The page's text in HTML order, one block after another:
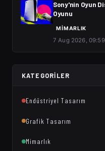
Sony'nin Oyun
Oyunu
MIMARLIK
7 Aug 2026, 09:59
KATEGORILER
Endüstriyel Tasarım
Grafik Tasarım
Mimarlık